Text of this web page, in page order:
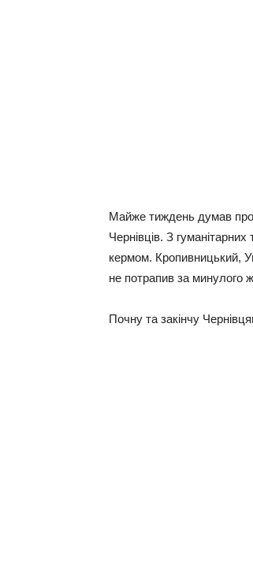
Майже тиждень думав про
Чернівців. З
кермом. Кропивницький,
не потрапив за минулого
Почну та закінчу